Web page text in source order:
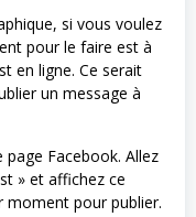
si vous voulez
pour le faire est à
en ligne. Ce serait
un message à
Facebook. Allez
» et affichez ce
moment pour publier.